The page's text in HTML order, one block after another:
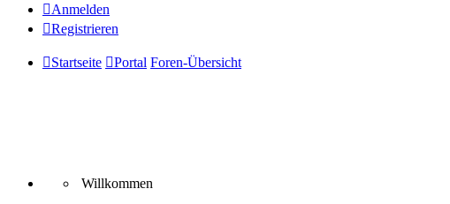
Anmelden
Registrieren
Startseite Portal Foren-Übersicht
Willkommen